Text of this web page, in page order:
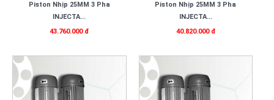
Piston Nhịp 25MM 3 Pha
INJECTA...
43.760.000 đ
Piston Nhịp 25MM 3 Pha
INJECTA...
40.820.000 đ